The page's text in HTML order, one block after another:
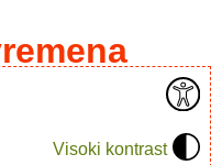
Visoki kontrast
knjiga.